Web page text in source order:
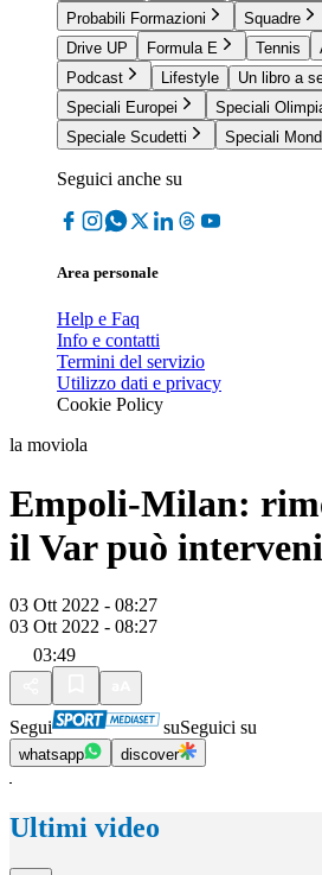
Probabili Formazioni
Squadre
Drive UP
Formula E Tennis
Podcast
Lifestyle
Un libro a
Speciali Europei
Speciali
Speciale Scudetti
Speciali
Seguici anche su
Area personale
Help e Faq
Info e contatti
Termini del servizio
Utilizzo dati e privacy
Cookie Policy
la moviola
Empoli-Milan:
il Var può
03 Ott 2022 - 08:27
03 Ott 2022 - 08:27
03:49
Segui suSeguici su
whatsapp discover
Ultimi video